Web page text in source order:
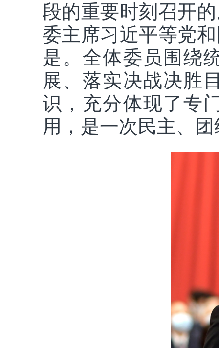
段的重要时刻召开
委主席习近平等党
是。全体委员围绕
展、落实决战决胜
识，充分体现了专
用，是一次民主、